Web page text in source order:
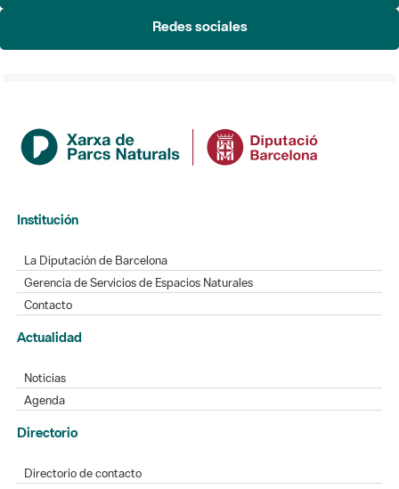
Redes sociales
Institución
La Diputación de Barcelona
Gerencia de Servicios de Espacios Naturales
Contacto
Actualidad
Noticias
Agenda
Directorio
Directorio de contacto